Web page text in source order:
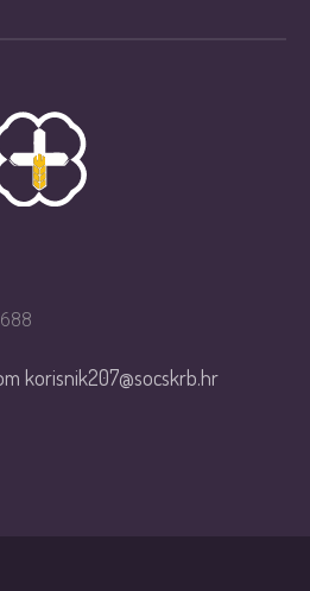
korisnik207@socskrb.hr